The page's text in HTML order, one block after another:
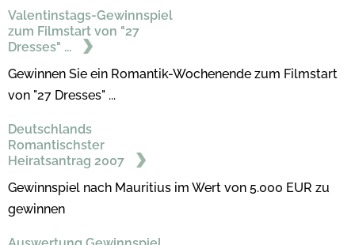
Valentinstags-Gewinnspiel
zum Filmstart von "27
Dresses" ...
Gewinnen Sie ein Romantik-Wochenende zum Filmstart
von "27 Dresses" ...
Deutschlands
Romantischster
Heiratsantrag 2007
Gewinnspiel nach Mauritius im Wert von 5.000 EUR zu
gewinnen